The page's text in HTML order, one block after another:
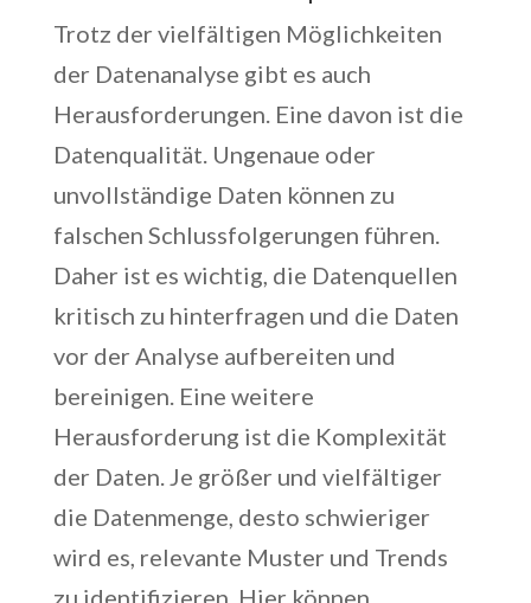
Trotz der vielfältigen Möglichkeiten
der Datenanalyse gibt es auch
Herausforderungen. Eine davon ist die
Datenqualität. Ungenaue oder
unvollständige Daten können zu
falschen Schlussfolgerungen führen.
Daher ist es wichtig, die Datenquellen
kritisch zu hinterfragen und die Daten
vor der Analyse aufbereiten und
bereinigen. Eine weitere
Herausforderung ist die Komplexität
der Daten. Je größer und vielfältiger
die Datenmenge, desto schwieriger
wird es, relevante Muster und Trends
zu identifizieren. Hier können